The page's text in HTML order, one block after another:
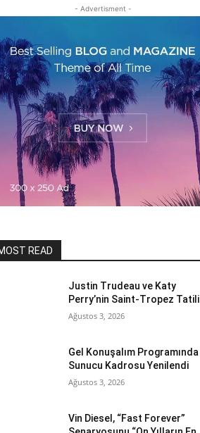
- Advertisment -
READ
Justin Trudeau ve Katy
Perry’nin Saint-Tropez Tatili
Ağustos 3, 2026
Gel Konuşalım Programında
Sunucu Kadrosu Yenilendi
Ağustos 3, 2026
Vin Diesel, “Fast Forever”